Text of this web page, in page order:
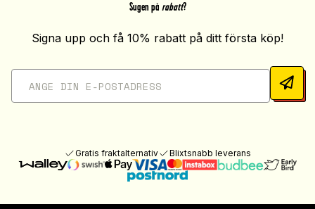
Sugen på rabatt?
Signa upp och få 10% rabatt på ditt första köp!
Gratis fraktalternativ Blixtsnabb leverans